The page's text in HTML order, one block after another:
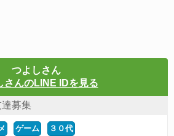
つよしさん
さんのLINE IDを見る
募集
ゲーム ３０代